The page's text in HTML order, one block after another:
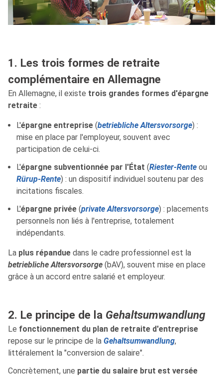
1. Les trois formes de retraite
complémentaire en Allemagne
En Allemagne, il existe trois grandes formes d'épargne
retraite :
L'épargne entreprise (betriebliche Altersvorsorge) :
mise en place par l'employeur, souvent avec
participation de celui-ci.
L'épargne subventionnée par l'État (Riester-Rente ou
Rürup-Rente) : un dispositif individuel soutenu par des
incitations fiscales.
L'épargne privée (private Altersvorsorge) : placements
personnels non liés à l'entreprise, totalement
indépendants.
La plus répandue dans le cadre professionnel est la
betriebliche Altersvorsorge (bAV), souvent mise en place
grâce à un accord entre salarié et employeur.
2. Le principe de la Gehaltsumwandlung
Le fonctionnement du plan de retraite d'entreprise
repose sur le principe de la Gehaltsumwandlung,
littéralement la "conversion de salaire".
Concrètement, une partie du salaire brut est versée